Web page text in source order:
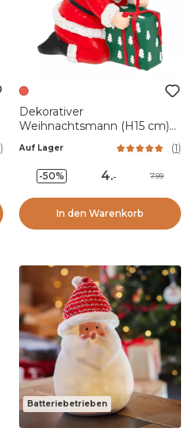
)
Dekorativer
Weihnachtsmann (H15 cm)
Auf Lager (1)
-50% 4.- 7.99
In den Warenkorb
Batteriebetrieben